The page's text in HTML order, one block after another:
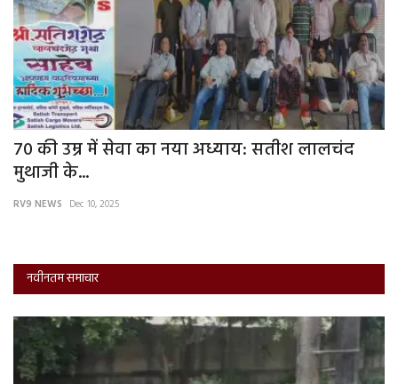
70 की उम्र में सेवा का नया अध्याय: सतीश लालचंद
मुथाजी के...
RV9 NEWS Dec 10, 2025
नवीनतम समाचार